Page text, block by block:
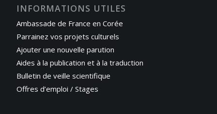
INFORMATIONS UTILES
Ambassade de France en Corée
Parrainez vos projets culturels
Ajouter une nouvelle parution
Aides à la publication et à la traduction
Bulletin de veille scientifique
Offres d’emploi / Stages